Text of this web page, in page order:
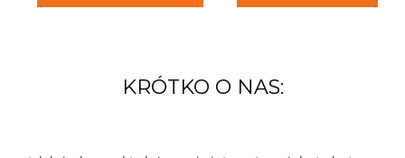
KRÓTKO O NAS: